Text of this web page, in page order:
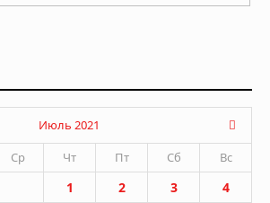
Июль 2021
Ср Чт Пт Сб Вс
1 2 3
4